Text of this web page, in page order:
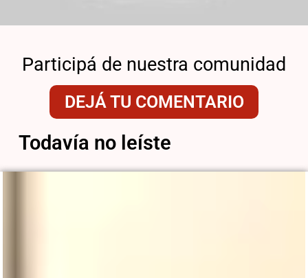
Participá de nuestra comunidad
DEJÁ TU COMENTARIO
Todavía no leíste